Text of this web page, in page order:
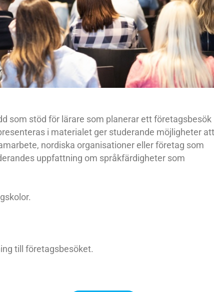
som stöd för lärare som planerar ett företagsbesök
i materialet ger studerande möjligheter att
nordiska organisationer eller företag som
uppfattning om språkfärdigheter som
till företagsbesöket.